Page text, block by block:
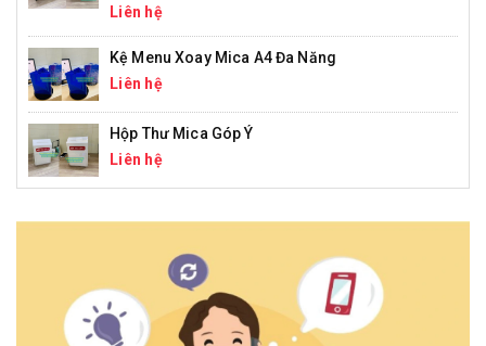
Liên hệ
Kệ Menu Xoay Mica A4 Đa Năng
Liên hệ
Hộp Thư Mica Góp Ý
Liên hệ